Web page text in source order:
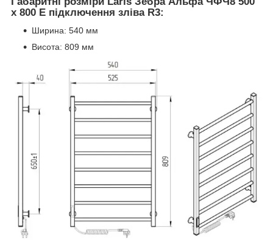
х 800 Е підключення зліва R3:
Ширина: 540 мм
Висота: 809 мм